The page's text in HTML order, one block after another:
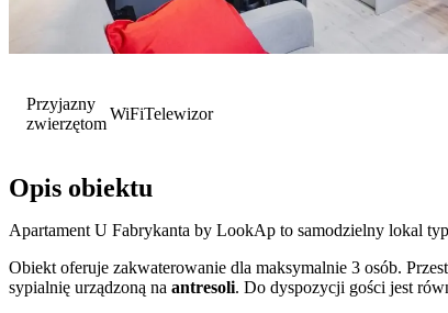
Przyjazny
zwierzętom
WiFiTelewizor
Opis obiektu
Apartament U Fabrykanta by LookAp to samodzielny lokal
Obiekt oferuje zakwaterowanie dla maksymalnie 3 osób.
sypialnię urządzoną na antresoli. Do dyspozycji gości jest